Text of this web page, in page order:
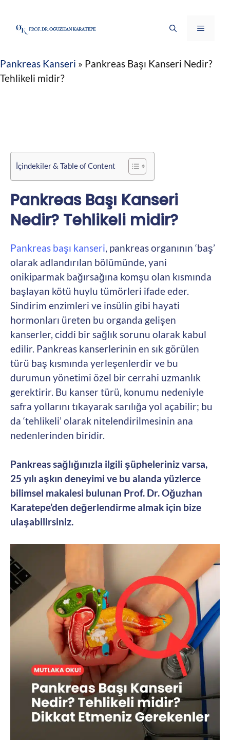
Menü
Pankreas Kanseri » Pankreas Başı Kanseri Nedir?
Tehlikeli midir?
İçindekiler & Table of Content
Pankreas Başı Kanseri
Nedir? Tehlikeli midir?
Pankreas başı kanseri , pankreas organının ‘baş’
olarak adlandırılan bölümünde, yani
onikiparmak bağırsağına komşu olan kısmında
başlayan kötü huylu tümörleri ifade eder.
Sindirim enzimleri ve insülin gibi hayati
hormonları üreten bu organda gelişen
kanserler, ciddi bir sağlık sorunu olarak kabul
edilir. Pankreas kanserlerinin en sık görülen
türü baş kısmında yerleşenlerdir ve bu
durumun yönetimi özel bir cerrahi uzmanlık
gerektirir. Bu kanser türü, konumu nedeniyle
safra yollarını tıkayarak sarılığa yol açabilir; bu
da ‘tehlikeli’ olarak nitelendirilmesinin ana
nedenlerinden biridir.
Pankreas sağlığınızla ilgili şüpheleriniz varsa,
25 yılı aşkın deneyimi ve bu alanda yüzlerce
bilimsel makalesi bulunan Prof. Dr. Oğuzhan
Karatepe’den değerlendirme almak için bize
ulaşabilirsiniz.